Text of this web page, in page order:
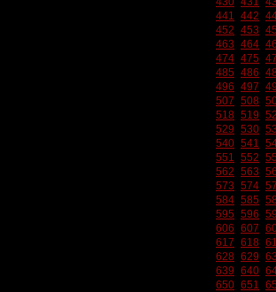
441 442
452 453
463 464
474 475
485 486
496 497
507 508
518 519
529 530
540 541
551 552
562 563
573 574
584 585
595 596
606 607
617 618
628 629
639 640
650 651